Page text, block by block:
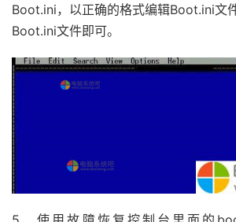
Boot.ini，以正确的格式编辑Boot.ini文
Boot.ini文件即可。